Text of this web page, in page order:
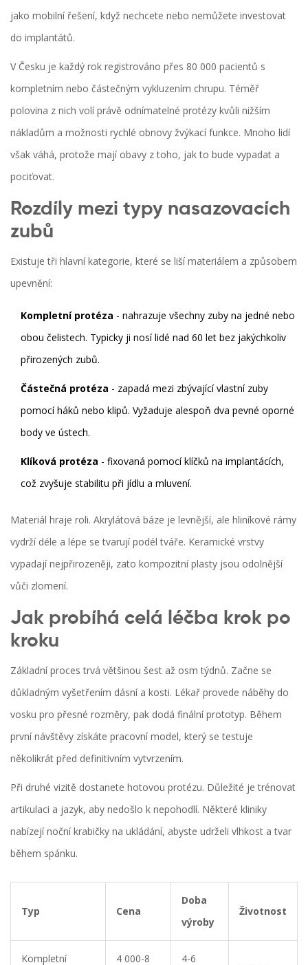
jako mobilní řešení, když nechcete nebo nemůžete investovat
do implantátů.
V Česku je každý rok registrováno přes 80 000 pacientů s
kompletním nebo částečným vykluzením chrupu. Téměř
polovina z nich volí právě odnímatelné protézy kvůli nižším
nákladům a možnosti rychlé obnovy žvýkací funkce. Mnoho lidí
však váhá, protože mají obavy z toho, jak to bude vypadat a
pociťovat.
Rozdíly mezi typy nasazovacích
zubů
Existuje tři hlavní kategorie, které se liší materiálem a způsobem
upevnění:
Kompletní protéza - nahrazuje všechny zuby na jedné nebo
obou čelistech. Typicky ji nosí lidé nad 60 let bez jakýchkoliv
přirozených zubů.
Částečná protéza - zapadá mezi zbývající vlastní zuby
pomocí háků nebo klipů. Vyžaduje alespoň dva pevné oporné
body ve ústech.
Klíková protéza - fixovaná pomocí klíčků na implantácích,
což zvyšuje stabilitu při jídlu a mluvení.
Materiál hraje roli. Akrylátová báze je levnější, ale hliníkové rámy
vydrží déle a lépe se tvarují podél tváře. Keramické vrstvy
vypadají nejpřirozeněji, zato kompozitní plasty jsou odolnější
vůči zlomení.
Jak probíhá celá léčba krok po
kroku
Základní proces trvá většinou šest až osm týdnů. Začne se
důkladným vyšetřením dásní a kosti. Lékař provede náběhy do
vosku pro přesné rozměry, pak dodá finální prototyp. Během
první návštěvy získáte pracovní model, který se testuje
několikrát před definitivním vytvrzením.
Při druhé vizitě dostanete hotovou protézu. Důležité je trénovat
artikulaci a jazyk, aby nedošlo k nepohodlí. Některé kliniky
nabízejí noční krabičky na ukládání, abyste udrželi vlhkost a tvar
během spánku.
Typ Cena
Doba
výroby
Životnost
Kompletní
4 000-8
4-6